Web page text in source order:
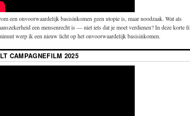
een onvoorwaardelijk basisinkomen geen utopie is, maar noodzaak. Wat als
een mensenrecht is — niet iets dat je moet verdienen? In deze korte
werp ik een nieuw licht op het onvoorwaardelijk basisinkomen.
CAMPAGNEFILM 2025